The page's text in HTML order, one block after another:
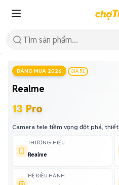
ĐÁNG MUA 2026 GIÁ RẺ
Realme
13 Pro
Camera tele tiềm vọng đột phá,
THƯƠNG HIỆU
Realme
HỆ ĐIỀU HÀNH